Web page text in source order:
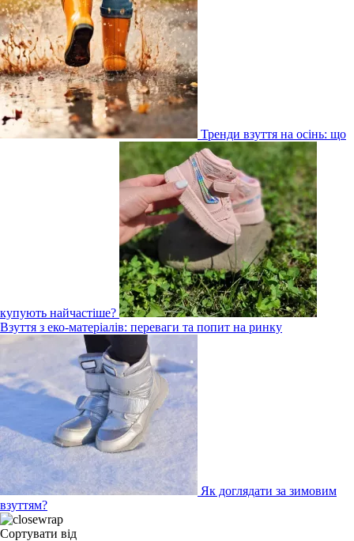
Тренди взуття на осінь: що
купують найчастіше?
Взуття з еко-матеріалів: переваги та попит на ринку
Як доглядати за зимовим
взуттям?
Сортувати від